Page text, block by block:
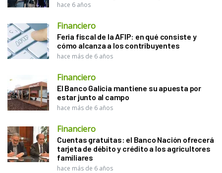
hace 6 años
Financiero
Feria fiscal de la AFIP: en qué consiste y
cómo alcanza a los contribuyentes
hace más de 6 años
Financiero
El Banco Galicia mantiene su apuesta por
estar junto al campo
hace más de 6 años
Financiero
Cuentas gratuitas: el Banco Nación ofrecerá
tarjeta de débito y crédito a los agricultores
familiares
hace más de 6 años